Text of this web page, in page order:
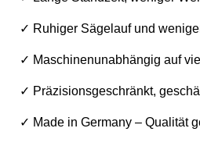
✓ Ruhiger Sägelauf und
✓ Maschinenunabhängig auf
✓ Präzisionsgeschränkt,
✓ Made in Germany – Qualität